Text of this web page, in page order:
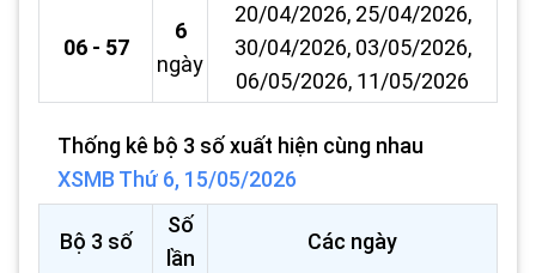
06 - 57
6
ngày
20/04/2026, 25/04/2026,
30/04/2026, 03/05/2026,
06/05/2026, 11/05/2026
Thống kê bộ 3 số xuất hiện cùng nhau
XSMB Thứ 6, 15/05/2026
Bộ 3 số
Số
lần
Các ngày